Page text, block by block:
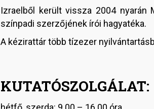
Izraelből került vissza 2004 nyarán
színpadi szerzőjének írói hagyatéka.
A kézirattár több tízezer
KUTATÓSZOLGÁLAT: